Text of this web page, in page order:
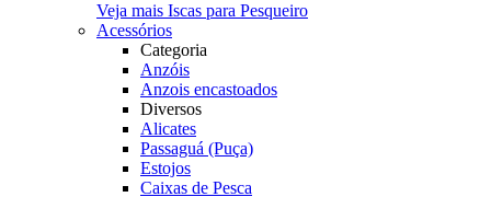
Veja mais Iscas para Pesqueiro
Acessórios
Categoria
Anzóis
Anzois encastoados
Diversos
Alicates
Passaguá (Puça)
Estojos
Caixas de Pesca